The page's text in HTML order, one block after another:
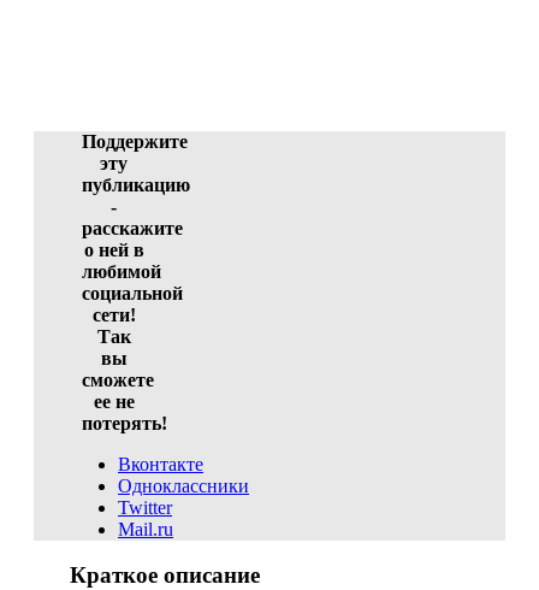
Поддержите
эту
публикацию
-
расскажите
о ней в
любимой
социальной
сети!
Так
вы
сможете
ее не
потерять!
Вконтакте
Одноклассники
Twitter
Mail.ru
Краткое описание